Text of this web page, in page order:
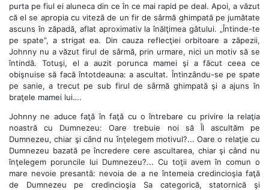
purta pe fiul ei aluneca din ce în ce mai rapid pe deal. Apoi, a văzut
că el se apropia cu viteză de un fir de sârmă ghimpată pe jumătate
ascuns în zăpadă, aflat aproximativ la înălţimea gâtului. „Întinde-te
pe spate”, a strigat ea. Din cauza reflecţiei orbitoare a zăpezii,
Johnny nu a văzut firul de sârmă, prin urmare, nici un motiv să se
întindă. Totuşi, el a auzit porunca mamei şi a făcut ceea ce
obişnuise să facă întotdeauna: a ascultat. Întinzându-se pe spate
pe sanie, a trecut pe sub firul de sârmă ghimpată şi a ajuns în
braţele mamei lui….
Johnny ne aduce faţă în faţă cu o întrebare cu privire la relaţia
noastră cu Dumnezeu: Oare trebuie noi să Îl ascultăm pe
Dumnezeu, chiar şi când nu înţelegem motivul?... Oare o relaţie cu
Dumnezeu bazată pe încredere cere ascultarea, chiar şi când nu
înţelegem poruncile lui Dumnezeu?... Cu toţii avem în comun o
mare nevoie presantă: nevoia de a ne întemeia credincioşia faţă
de Dumnezeu pe credincioşia Sa categorică, statornică şi